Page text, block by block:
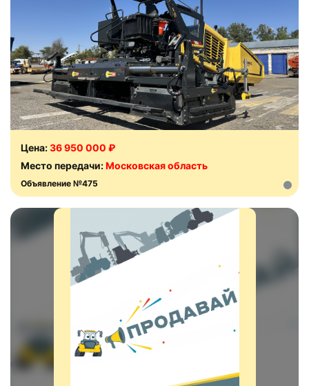
Цена:36 950 000 ₽
Место передачи:Московская область
Объявление №475